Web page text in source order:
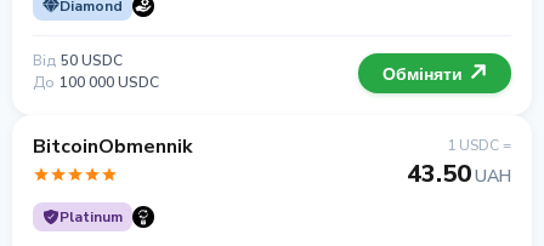
Diamond
Від 50 USDC
До 100 000 USDC Обміняти
BitcoinObmennik
Platinum
1 USDC =
43.50UAH